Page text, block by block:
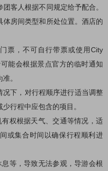
客人根据不同规定给予配合。
房间类型和所处位置。酒店的
票，不可自行带票或使用City
能会根据景点官方的临时通知
。
况下，对行程顺序进行适当调整
行程中应包含的项目。
有权根据天气、交通等情况，适
或集合时间以确保行程顺利进
息等，导致无法参观，导游会根